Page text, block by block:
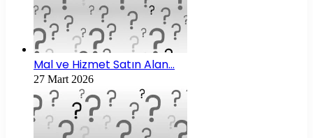
Mal ve Hizmet Satın Alan…
27 Mart 2026